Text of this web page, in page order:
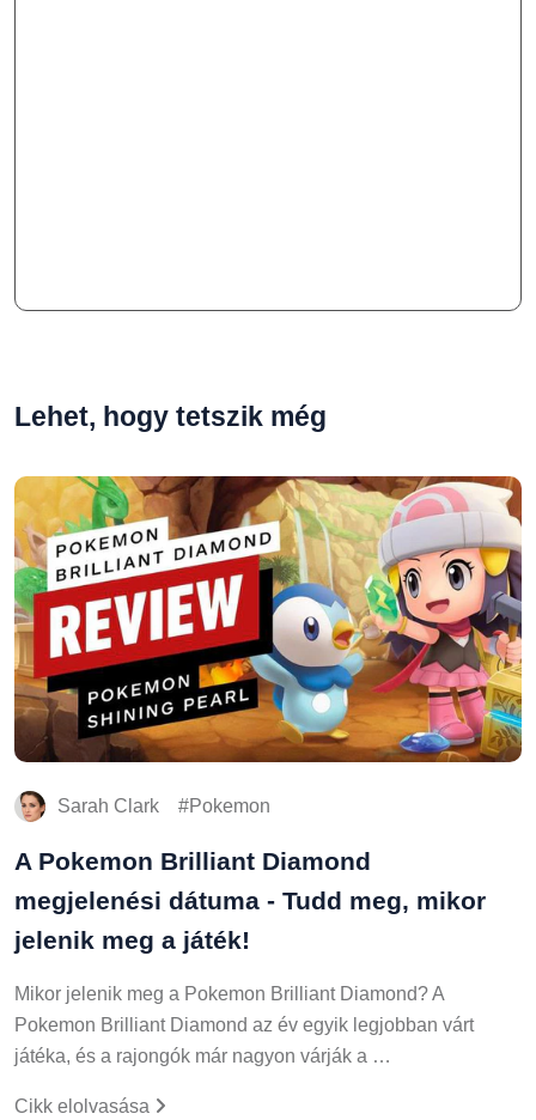
Lehet, hogy tetszik még
Sarah Clark Pokemon
A Pokemon Brilliant Diamond
megjelenési dátuma - Tudd meg, mikor
jelenik meg a játék!
Mikor jelenik meg a Pokemon Brilliant Diamond? A
Pokemon Brilliant Diamond az év egyik legjobban várt
játéka, és a rajongók már nagyon várják a …
Cikk elolvasása